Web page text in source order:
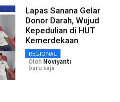
Lapas Sanana Gelar
Donor Darah, Wujud
Kepedulian di HUT
Kemerdekaan
REGIONAL
Oleh Noviyanti
baru saja